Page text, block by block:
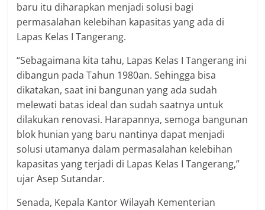
baru itu diharapkan menjadi solusi bagi
permasalahan kelebihan kapasitas yang ada di
Lapas Kelas I Tangerang.
“Sebagaimana kita tahu, Lapas Kelas I Tangerang ini
dibangun pada Tahun 1980an. Sehingga bisa
dikatakan, saat ini bangunan yang ada sudah
melewati batas ideal dan sudah saatnya untuk
dilakukan renovasi. Harapannya, semoga bangunan
blok hunian yang baru nantinya dapat menjadi
solusi utamanya dalam permasalahan kelebihan
kapasitas yang terjadi di Lapas Kelas I Tangerang,”
ujar Asep Sutandar.
Senada, Kepala Kantor Wilayah Kementerian